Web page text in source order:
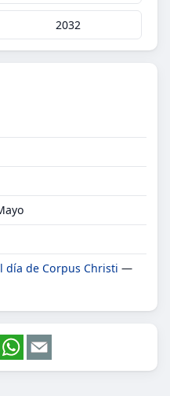
2032
día de Corpus Christi —